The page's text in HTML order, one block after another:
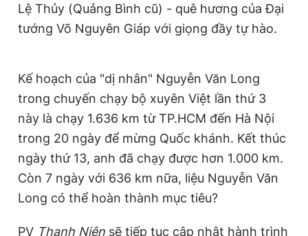
Lệ Thủy (Quảng Bình cũ) - quê hương của Đại
tướng Võ Nguyên Giáp với giọng đầy tự hào.
Kế hoạch của "dị nhân" Nguyễn Văn Long
trong chuyến chạy bộ xuyên Việt lần thứ 3
này là chạy 1.636 km từ TP.HCM đến Hà Nội
trong 20 ngày để mừng Quốc khánh. Kết thúc
ngày thứ 13, anh đã chạy được hơn 1.000 km.
Còn 7 ngày với 636 km nữa, liệu Nguyễn Văn
Long có thể hoàn thành mục tiêu?
PV Thanh Niên sẽ tiếp tục cập nhật hành trình